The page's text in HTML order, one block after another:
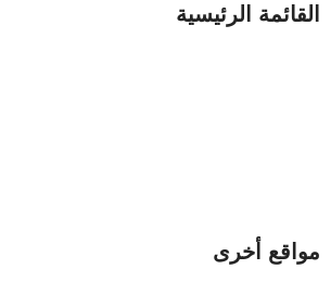
القائمة الرئيسية
مواقع أخرى